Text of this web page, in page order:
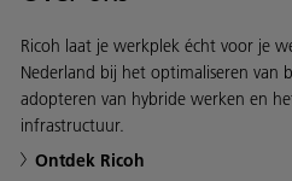
Ricoh laat je werkplek écht voor je
Nederland bij het optimaliseren van
adopteren van hybride werken en
infrastructuur.
Ontdek Ricoh